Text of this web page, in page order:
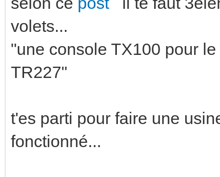
volets...
"une console TX100 pour
TR227"
t'es parti pour faire une
fonctionné...